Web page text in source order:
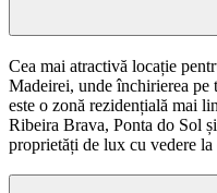
Cea mai atractivă locație
Madeirei, unde închirierea pe
este o zonă rezidențială mai
Ribeira Brava, Ponta do Sol
proprietăți de lux cu vedere la